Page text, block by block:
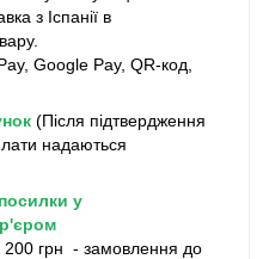
з Іспанії в
Google Pay, QR-код,
(Після підтвердження
надаються
у
200 грн - замовлення до